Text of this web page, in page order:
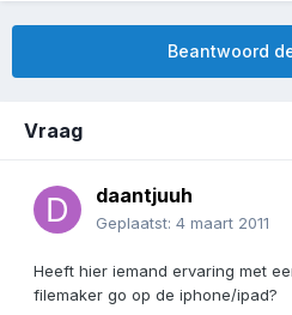
Beantwoord
Vraag
daantjuuh
Geplaatst: 4 maart 2011
Heeft hier iemand ervaring met
filemaker go op de iphone/ipad?